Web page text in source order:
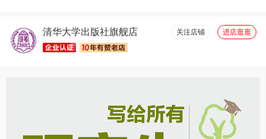
图文清晰(8) 纸张精良(8) 触感良好(7) 设计一流(7)
清华大学出版社旗舰店 关注店铺 进店逛逛